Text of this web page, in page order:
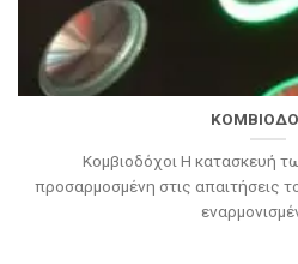
Κομβιοδόχοι Η κατασκευή
προσαρμοσμένη στις απαιτήσεις